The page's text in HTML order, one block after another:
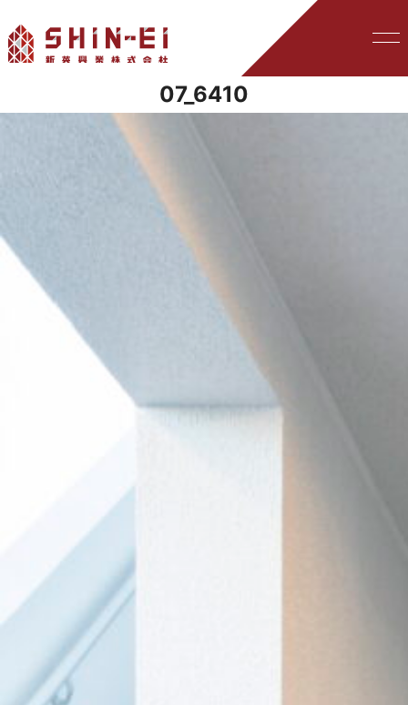
07_6410